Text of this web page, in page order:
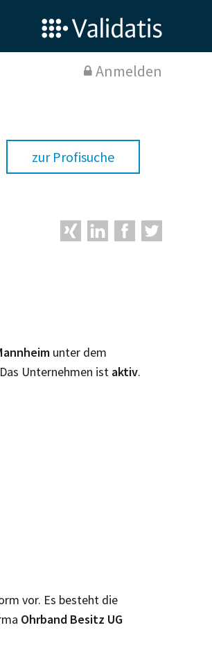
Anmelden
zur Profisuche
unter dem
Unternehmen ist aktiv.
vor. Es besteht die
Ohrband Besitz UG